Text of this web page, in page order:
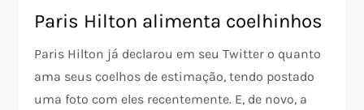
Paris Hilton alimenta coelhinhos
Paris Hilton já declarou em seu Twitter o quanto
ama seus coelhos de estimação, tendo postado
uma foto com eles recentemente. E, de novo, a